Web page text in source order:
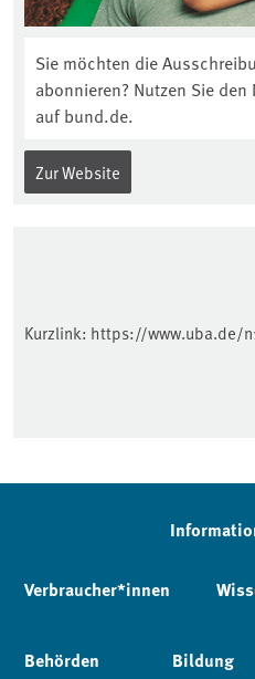
Sie möchten die
abonnieren? Nutzen Sie den
auf bund.de.
Zur Website
Kurzlink: https://www.uba.de/
Verbraucher*innen
Behörden Bildung